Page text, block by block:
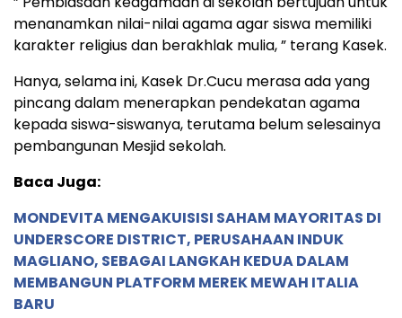
menanamkan nilai-nilai agama agar siswa memiliki
karakter religius dan berakhlak mulia, ” terang Kasek.
Hanya, selama ini, Kasek Dr.Cucu merasa ada yang
pincang dalam menerapkan pendekatan agama
kepada siswa-siswanya, terutama belum selesainya
pembangunan Mesjid sekolah.
Baca Juga:
MONDEVITA MENGAKUISISI SAHAM MAYORITAS DI
UNDERSCORE DISTRICT, PERUSAHAAN INDUK
MAGLIANO, SEBAGAI LANGKAH KEDUA DALAM
MEMBANGUN PLATFORM MEREK MEWAH ITALIA
BARU